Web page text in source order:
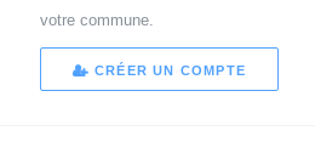
votre commune.
CRÉER UN COMPTE